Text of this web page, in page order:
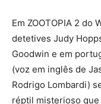
Em ZOOTOPIA 2 do
detetives Judy
Goodwin e em
(voz em inglês de
Rodrigo Lombardi)
réptil misterioso que